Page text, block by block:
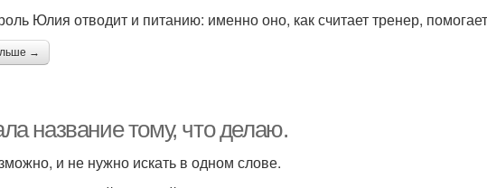
Юлия отводит и питанию: именно оно, как считает тренер,
→
название тому, что делаю.
и не нужно искать в одном слове.